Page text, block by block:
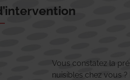
Vous constatez la
nuisibles chez vous ?